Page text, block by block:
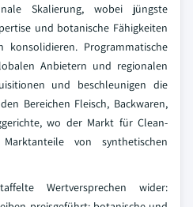
Skalierung, wobei jüngste
und botanische Fähigkeiten
Programmatische
Anbietern und regionalen
und beschleunigen die
Bereichen Fleisch, Backwaren,
wo der Markt für Clean-
Marktanteile von synthetischen
Wertversprechen wider: